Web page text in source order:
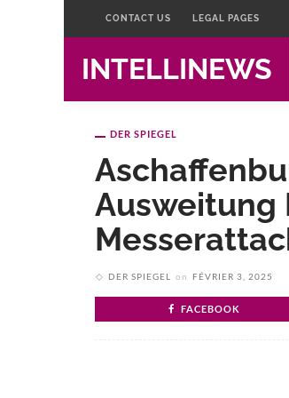
CONTACT US LEGAL PAGES
INTELLINEWS
DER SPIEGEL
Ausweitung
DER SPIEGEL on FÉVRIER 3, 2025
FACEBOOK